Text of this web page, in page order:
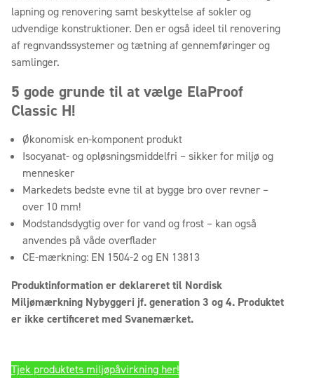
lapning og renovering samt beskyttelse af sokler og
udvendige konstruktioner. Den er også ideel til renovering
af regnvandssystemer og tætning af gennemføringer og
samlinger.
5 gode grunde til at vælge ElaProof
Classic H!
Økonomisk en-komponent produkt
Isocyanat- og opløsningsmiddelfri – sikker for miljø og
mennesker
Markedets bedste evne til at bygge bro over revner –
over 10 mm!
Modstandsdygtig over for vand og frost – kan også
anvendes på våde overflader
CE-mærkning: EN 1504-2 og EN 13813
Produktinformation er deklareret til Nordisk
Miljømærkning Nybyggeri jf. generation 3 og 4. Produktet
er ikke certificeret med Svanemærket.
Tjek produktets miljøpåvirkning her!